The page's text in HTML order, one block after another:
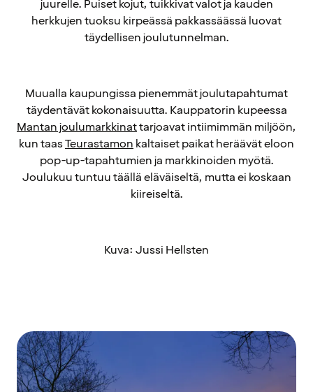
juurelle. Puiset kojut, tuikkivat valot ja kauden
herkkujen tuoksu kirpeässä pakkassäässä luovat
täydellisen joulutunnelman.
Muualla kaupungissa pienemmät joulutapahtumat
täydentävät kokonaisuutta. Kauppatorin kupeessa
Mantan joulumarkkinattarjoavat intiimimmän miljöön,
kun taasTeurastamon kaltaiset paikat heräävät eloon
pop-up-tapahtumien ja markkinoiden myötä.
Joulukuu tuntuu täällä eläväiseltä, mutta ei koskaan
kiireiseltä.
Kuva: Jussi Hellsten